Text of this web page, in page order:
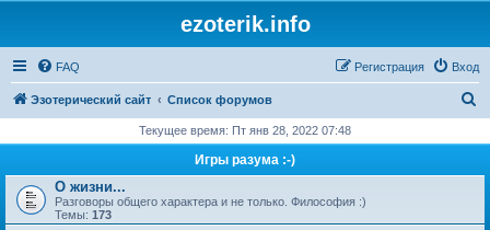
ezoterik.info
FAQ Вход
Регистрация
Эзотерический сайт Список форумов
с
Текущее время: Пт янв 28, 2022 07:48
Игры разума :-)
О жизни...
Разговоры общего характера и не только. Философия :)
Темы: 173